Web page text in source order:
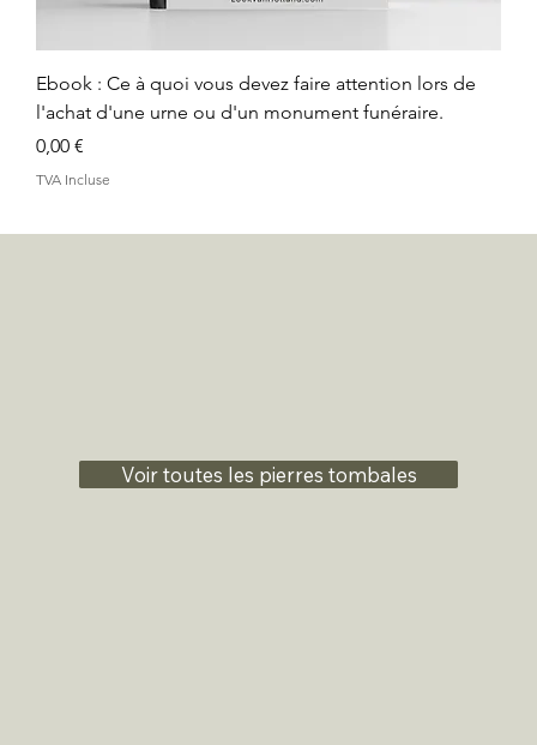
Ebook : Ce à quoi vous devez faire attention lors de
l'achat d'une urne ou d'un monument funéraire.
Prix
0,00 €
TVA Incluse
Voir toutes les pierres tombales